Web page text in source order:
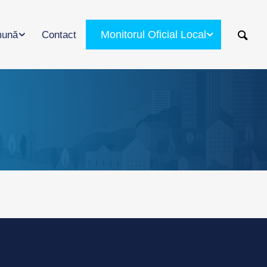
Contact Monitorul Oficial Local